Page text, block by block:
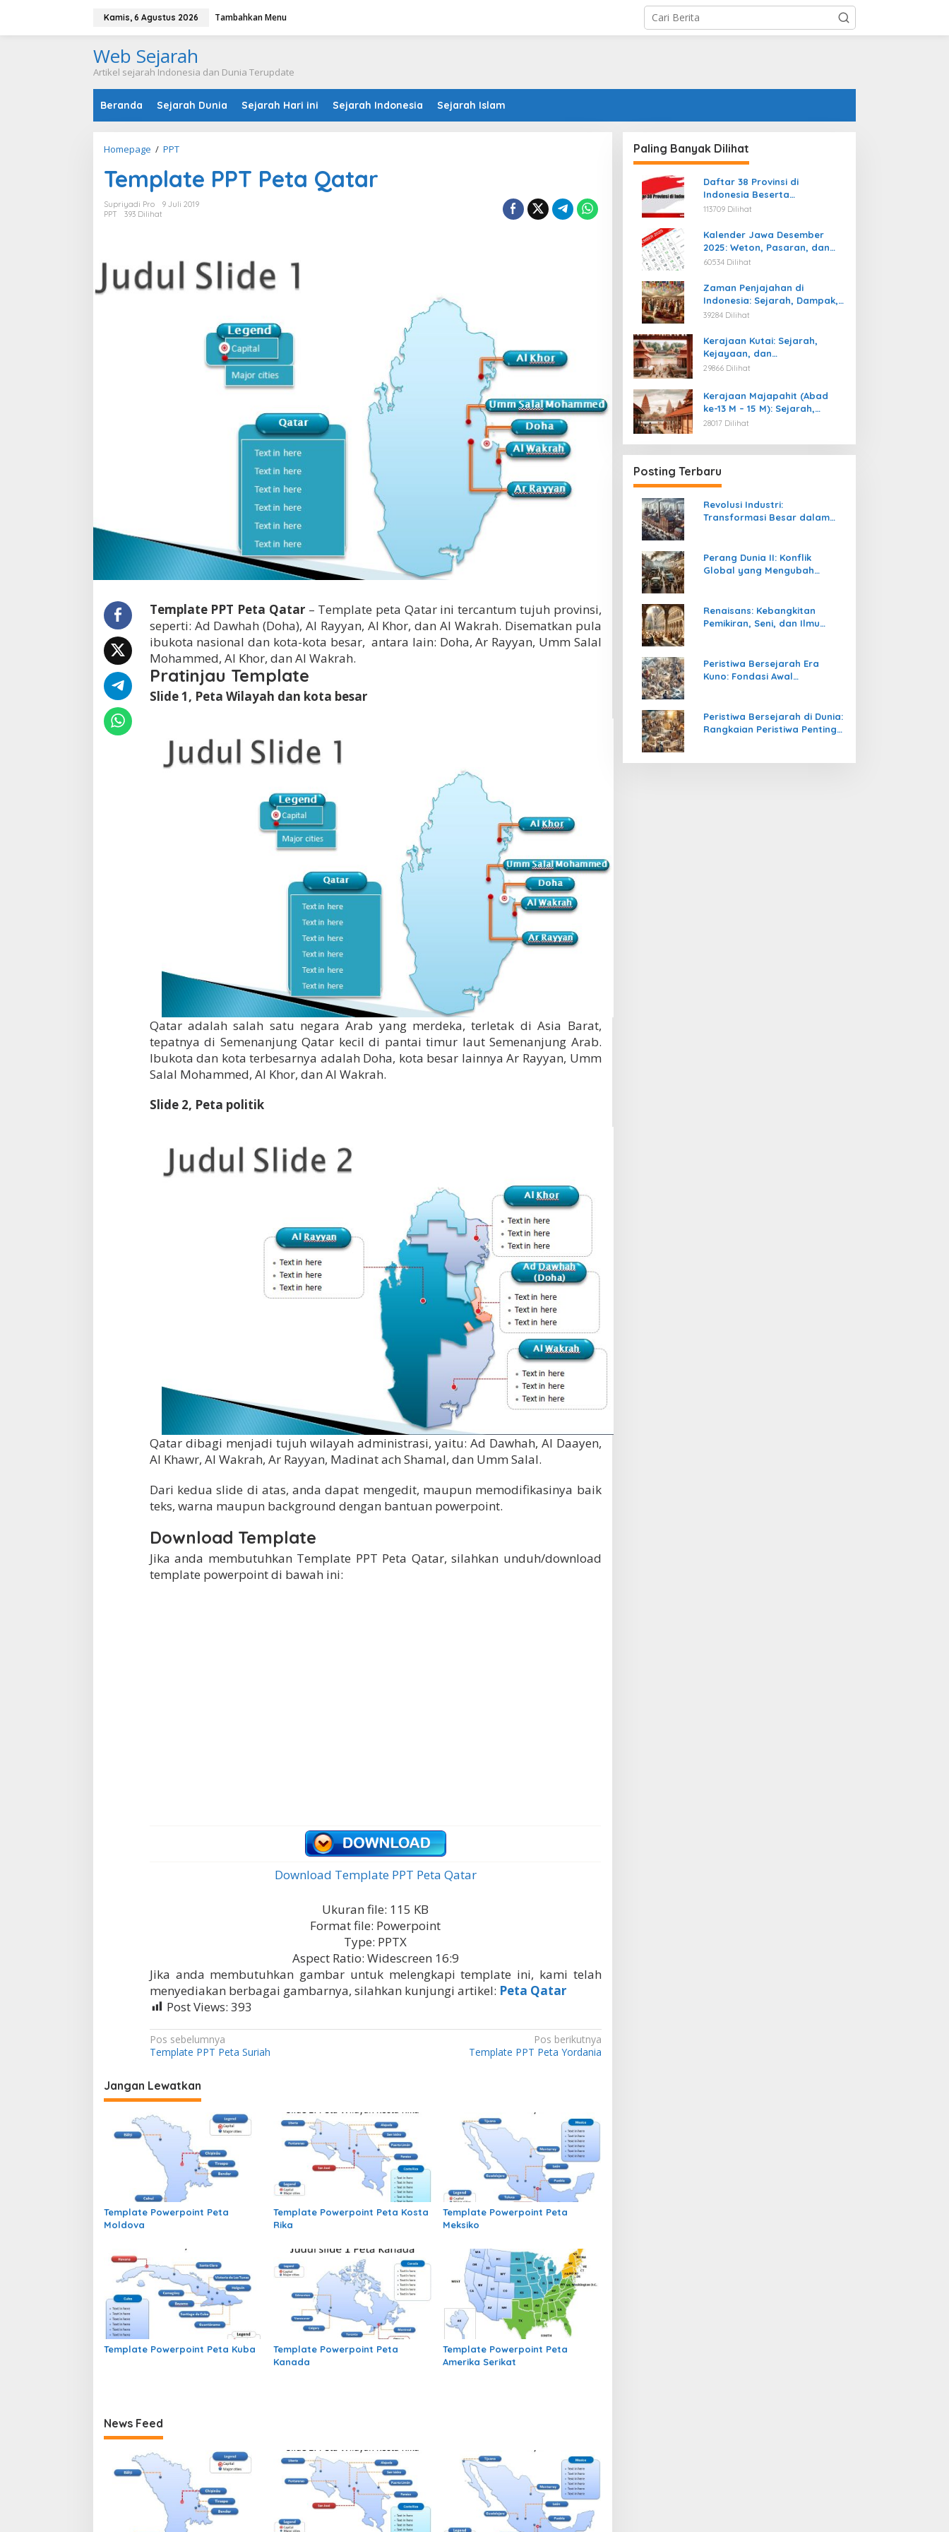
Kamis, 6 Agustus 2026 Tambahkan Menu
Web Sejarah
Artikel sejarah Indonesia dan Dunia Terupdate
Beranda Sejarah Dunia Sejarah Hari ini Sejarah Indonesia Sejarah Islam
Homepage / PPT
m
p
l
P
P
Template PPT Peta Qatar
Supriyadi Pro
9 Juli 2019
PPT
393 Dilihat
Template PPT Peta Qatar– Template peta Qatar ini tercantum tujuh provinsi,
seperti: Ad Dawhah (Doha), Al Rayyan, Al Khor, dan Al Wakrah. Disematkan pula
ibukota nasional dan kota-kota besar, antara lain: Doha, Ar Rayyan, Umm Salal
Mohammed, Al Khor, dan Al Wakrah.
Pratinjau Template
Slide 1, Peta Wilayah dan kota besar
Qatar adalah salah satu negara Arab yang merdeka, terletak di Asia Barat,
tepatnya di Semenanjung Qatar kecil di pantai timur laut Semenanjung Arab.
Ibukota dan kota terbesarnya adalah Doha, kota besar lainnya Ar Rayyan, Umm
Salal Mohammed, Al Khor, dan Al Wakrah.
Slide 2, Peta politik
Qatar dibagi menjadi tujuh wilayah administrasi, yaitu: Ad Dawhah, Al Daayen,
Al Khawr, Al Wakrah, Ar Rayyan, Madinat ach Shamal, dan Umm Salal.
Dari kedua slide di atas, anda dapat mengedit, maupun memodifikasinya baik
teks, warna maupun background dengan bantuan powerpoint.
Download Template
Jika anda membutuhkan Template PPT Peta Qatar, silahkan unduh/download
template powerpoint di bawah ini:
Download Template PPT Peta Qatar
Ukuran file: 115 KB
Format file: Powerpoint
Type: PPTX
Aspect Ratio: Widescreen 16:9
Jika anda membutuhkan gambar untuk melengkapi template ini, kami telah
menyediakan berbagai gambarnya, silahkan kunjungi artikel: Peta Qatar
Post Views: 393
N
a
v
i
g
a
s
p
o
Pos sebelumnya
Template PPT Peta Suriah
Pos berikutnya
Template PPT Peta Yordania
Jangan Lewatkan
Template Powerpoint Peta
Moldova
Template Powerpoint Peta Kosta
Rika
Template Powerpoint Peta
Meksiko
Template Powerpoint Peta Kuba
Template Powerpoint Peta
Kanada
Template Powerpoint Peta
Amerika Serikat
News Feed
Paling Banyak Dilihat
Daftar 38 Provinsi di
Indonesia Beserta
Ibukotanya Terbaru
113709 Dilihat
Kalender Jawa Desember
2025: Weton, Pasaran, dan
Hari Baik
60534 Dilihat
Zaman Penjajahan di
Indonesia: Sejarah, Dampak,
dan Perjuangan Menuju
39284 Dilihat
Kerajaan Kutai: Sejarah,
Kejayaan, dan
Peninggalannya (Abad ke-4
29866 Dilihat
Kerajaan Majapahit (Abad
ke-13 M – 15 M): Sejarah,
Kejayaan, dan
28017 Dilihat
Posting Terbaru
Revolusi Industri:
Transformasi Besar dalam
Perang Dunia II: Konflik
Global yang Mengubah
Renaisans: Kebangkitan
Pemikiran, Seni, dan Ilmu
Peristiwa Bersejarah Era
Kuno: Fondasi Awal
Peristiwa Bersejarah di Dunia:
Rangkaian Peristiwa Penting